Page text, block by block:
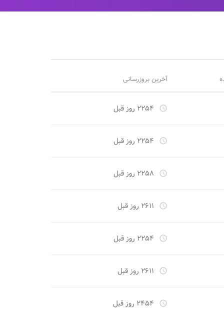
آخرین بروزرسانی
access_time ۲۲۵۴ روز قبل
access_time ۲۲۵۴ روز قبل
access_time ۲۲۵۸ روز قبل
access_time ۲۶۱۱ روز قبل
access_time ۲۲۵۴ روز قبل
access_time ۲۶۱۱ روز قبل
access_time ۲۴۵۴ روز قبل